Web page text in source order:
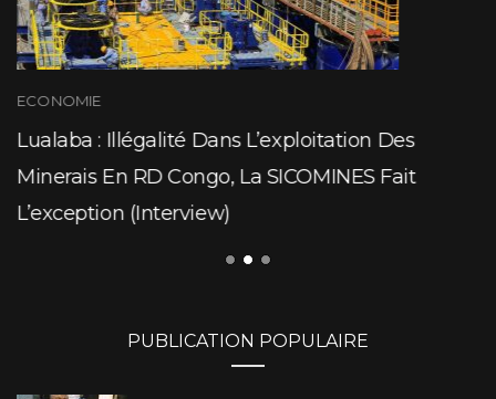
ECONOMIE
Lualaba : Illégalité Dans L’exploitation Des
Minerais En RD Congo, La SICOMINES Fait
L’exception (Interview)
PUBLICATION POPULAIRE